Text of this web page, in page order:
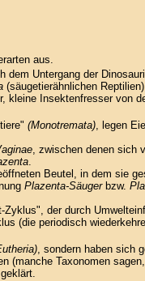
aus.
Untergang der
(säugetierähnlichen
kleine Insektenfresser von
(Monotremata), legen
, zwischen denen sich
.
Beutel, in dem sie
Plazenta-Säugerbzw.
der durch
(die periodisch
, sondern haben sich
Taxonomen